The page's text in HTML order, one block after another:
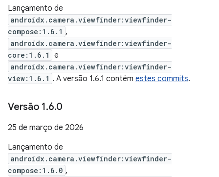
Lançamento de
androidx.camera.viewfinder:viewfinder-
compose:1.6.1 ,
androidx.camera.viewfinder:viewfinder-
core:1.6.1
e
androidx.camera.viewfinder:viewfinder-
view:1.6.1 . A versão 1.6.1 contém estes commits.
Versão 1.6.0
25 de março de 2026
Lançamento de
androidx.camera.viewfinder:viewfinder-
compose:1.6.0 ,